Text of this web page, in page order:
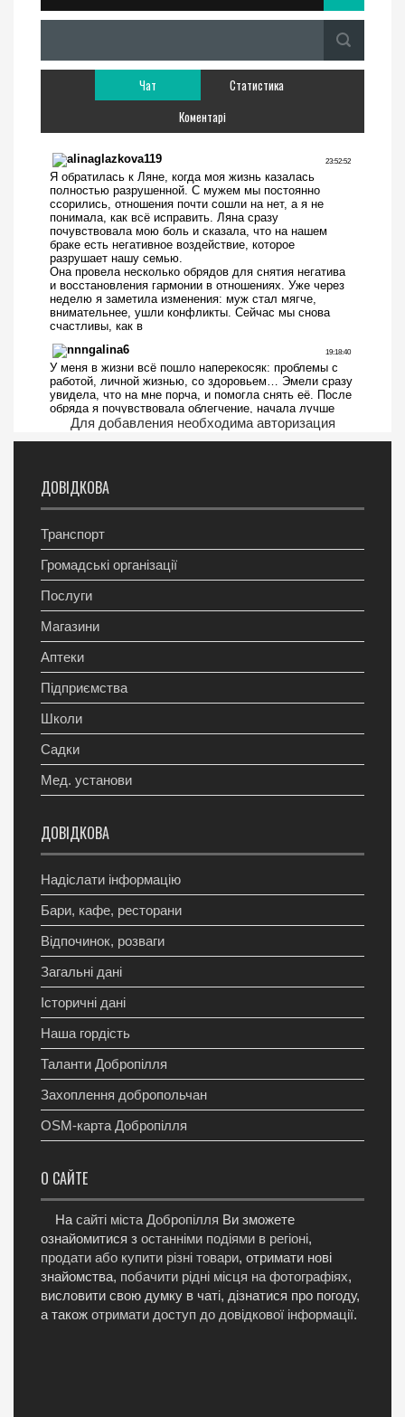
Чат
Статистика
Коментарі
Для добавления необходима авторизация
ДОВІДКОВА
Транспорт
Громадські організації
Послуги
Магазини
Аптеки
Підприємства
Школи
Садки
Мед. установи
ДОВІДКОВА
Надіслати інформацію
Бари, кафе, ресторани
Відпочинок, розваги
Загальні дані
Історичні дані
Наша гордість
Таланти Добропілля
Захоплення добропольчан
OSM-карта Добропілля
О САЙТЕ
На сайті міста Добропілля Ви зможете
ознайомитися з останніми подіями в регіоні,
продати або купити різні товари, отримати нові
знайомства, побачити рідні місця на фотографіях,
висловити свою думку в чаті, дізнатися про погоду,
а також отримати доступ до довідкової інформації.